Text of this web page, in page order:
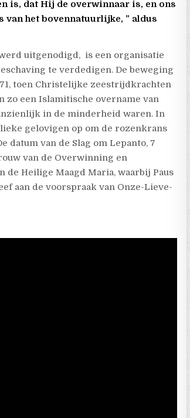
is, dat Hij de overwinnaar is, en ons
het bovennatuurlijke, ” aldus
uitgenodigd, is een organisatie
te verdedigen. De beweging
toen Christelijke zeestrijdkrachten
zo een Islamitische overname van
in de minderheid waren. In
gelovigen op om de rozenkrans
datum van de Slag om Lepanto, 7
van de Overwinning en
Heilige Maagd Maria, waarbij Paus
aan de voorspraak van Onze-Lieve-